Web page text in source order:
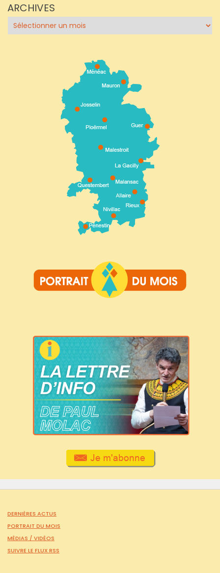
ARCHIVES
Archives
DERNIÈRES ACTUS
PORTRAIT DU MOIS
MÉDIAS / VIDÉOS
SUIVRE LE FLUX RSS